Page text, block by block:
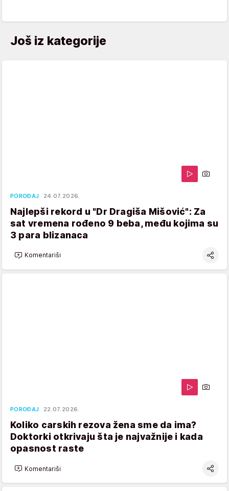
Još iz kategorije
POROĐAJ 24.07.2026.
Najlepši rekord u "Dr Dragiša Mišović": Za
sat vremena rođeno 9 beba, među kojima su
3 para blizanaca
Komentariši
POROĐAJ 22.07.2026.
Koliko carskih rezova žena sme da ima?
Doktorki otkrivaju šta je najvažnije i kada
opasnost raste
Komentariši